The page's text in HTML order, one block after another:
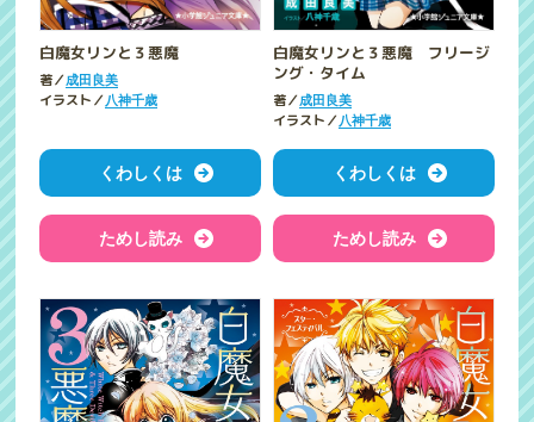
白魔女リンと３悪魔
著／成田良美
イラスト／八神千歳
くわしくは
ためし読み
白魔女リンと３悪魔 フリージ
ング・タイム
著／成田良美
イラスト／ 八神千歳
くわしくは
ためし読み